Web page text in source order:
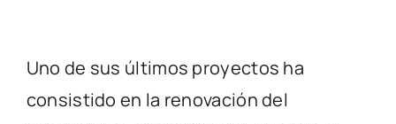
Uno de sus últimos proyectos ha
consistido en la renovación del